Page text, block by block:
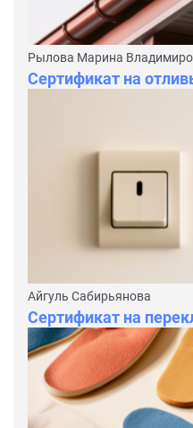
Рылова Марина
Сертификат на
Айгуль Сабирьянова
Сертификат на